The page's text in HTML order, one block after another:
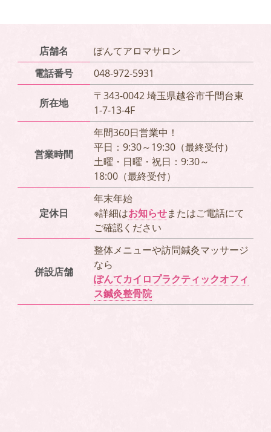
店舗名
ぽんてアロマサロン
電話番号
048-972-5931
所在地
〒343-0042 埼玉県越谷市千間台東
1-7-13-4F
営業時間
年間360日営業中！
平日：9:30～19:30（最終受付）
土曜・日曜・祝日：9:30～
18:00（最終受付）
定休日
年末年始
※詳細はお知らせまたはご電話にて
ご確認ください
併設店舗
整体メニューや訪問鍼灸マッサージ
なら
ぽんてカイロプラクティックオフィ
ス鍼灸整骨院